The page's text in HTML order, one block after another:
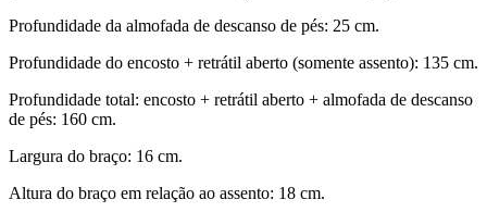
Profundidade da almofada de descanso de pés: 25 cm.
Profundidade do encosto + retrátil aberto (somente assento): 135 cm.
Profundidade total: encosto + retrátil aberto + almofada de descanso
de pés: 160 cm.
Largura do braço: 16 cm.
Altura do braço em relação ao assento: 18 cm.